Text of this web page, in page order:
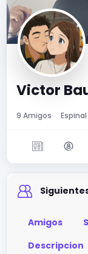
Victor
9 Amigos Espinal
Amigos
Descripcion